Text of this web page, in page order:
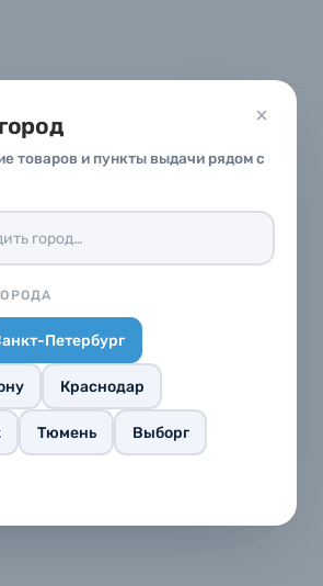
товаров и пункты выдачи рядом с
Петербург
Краснодар
Тюмень Выборг
ин
сервиса